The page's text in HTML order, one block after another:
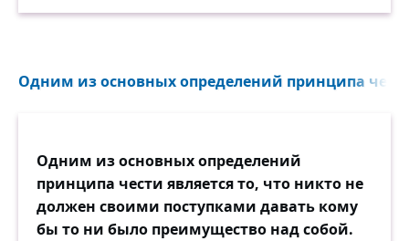
Одним из основных определений принципа
Одним из основных определений
принципа чести является то, что никто не
должен своими поступками давать кому
бы то ни было преимущество над собой.